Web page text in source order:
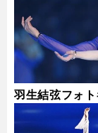
羽生結弦フォ